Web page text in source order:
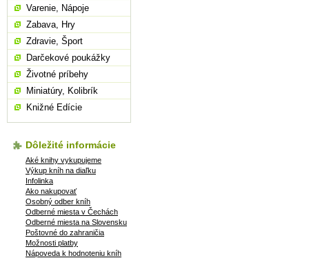
Varenie, Nápoje
Zabava, Hry
Zdravie, Šport
Darčekové poukážky
Životné príbehy
Miniatúry, Kolibrík
Knižné Edície
Dôležité informácie
Aké knihy vykupujeme
Výkup kníh na diaľku
Infolinka
Ako nakupovať
Osobný odber kníh
Odberné miesta v Čechách
Odberné miesta na Slovensku
Poštovné do zahraničia
Možnosti platby
Nápoveda k hodnoteniu kníh